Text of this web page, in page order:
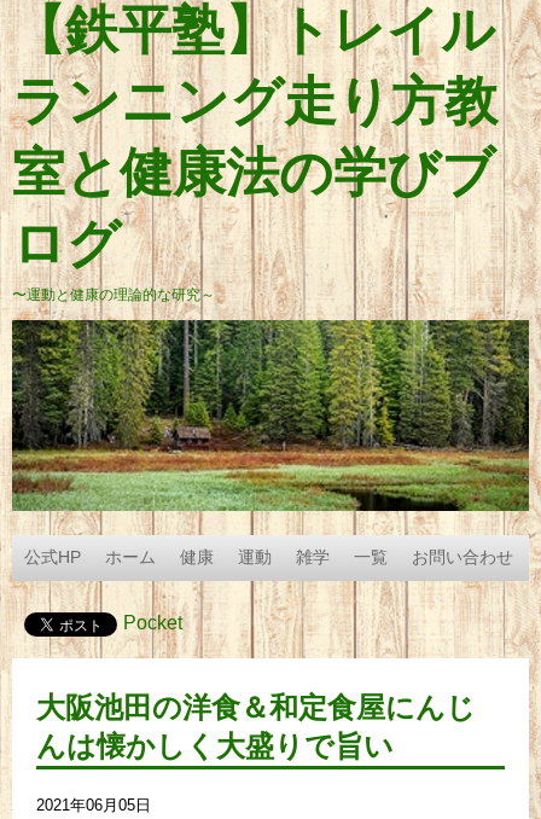
【鉄平塾】トレイル
ランニング走り方教
室と健康法の学びブ
ログ
〜運動と健康の理論的な研究～
公式HP ホーム 健康 運動 雑学 一覧 お問い合わせ
Pocket
大阪池田の洋食＆和定食屋にんじ
んは懐かしく大盛りで旨い
2021年06月05日